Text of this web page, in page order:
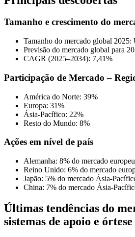
Tamanho e crescimento do
Tamanho do mercado global 2025:
Previsão do mercado global para
CAGR (2025–2034): 7,41%
Participação de Mercado –
América do Norte: 39%
Europa: 31%
Ásia-Pacífico: 22%
Resto do Mundo: 8%
Ações em nível de país
Alemanha: 8% do mercado europeu
Reino Unido: 6% do mercado
Japão: 5% do mercado Ásia-
China: 7% do mercado Ásia-
Últimas tendências do
sistemas de apoio e